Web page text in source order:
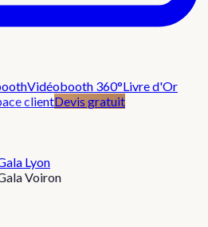
Vidéobooth 360°Livre d'Or
clientDevis gratuit
Lyon
Voiron